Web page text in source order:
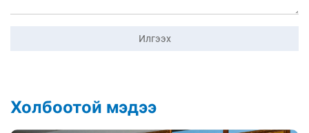
Илгээх
Холбоотой мэдээ